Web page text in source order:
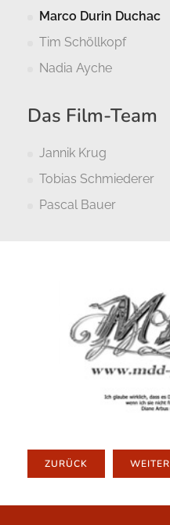
Marco Durin Duchac
Tim Schöllkopf
Nadia Ayche
Das Film-Team
Jannik Krug
Tobias Schmiederer
Pascal Bauer
ZURÜCK WEITER